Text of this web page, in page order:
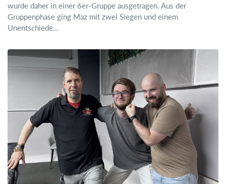
wurde daher in einer 6er-Gruppe ausgetragen. Aus der
Gruppenphase ging Maz mit zwei Siegen und einem
Unentschiede...